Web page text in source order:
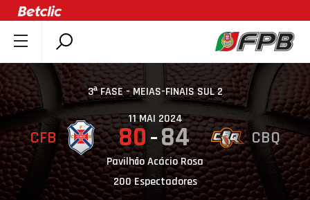
SOBRE A FPB
DOCUMENTOS
ÚLTIMAS
COMPETIÇÕES
ASSOCIAÇÕES
CLUBES
3ª FASE - MEIAS-FINAIS SUL 2
11 MAI 2024
CFB 80 84 CBQ
Pavilhão Acácio Rosa
200 Espectadores